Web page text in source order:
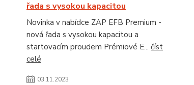
řada s vysokou kapacitou
Novinka v nabídce ZAP EFB Premium -
nová řada s vysokou kapacitou a
startovacím proudem Prémiové E... číst
celé
03.11.2023